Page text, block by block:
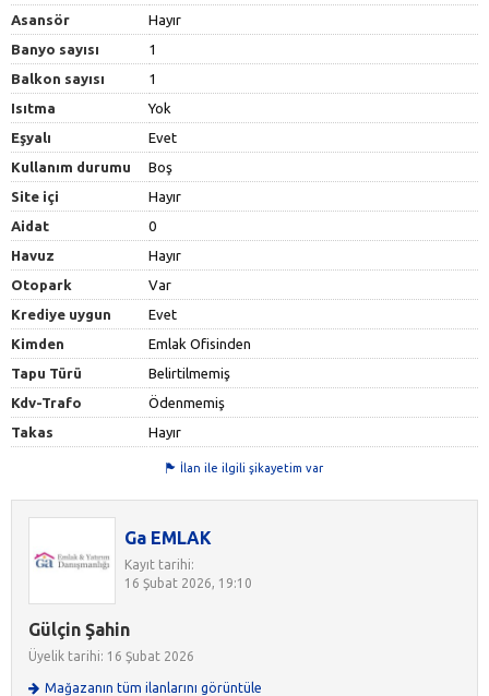
Asansör
Hayır
Banyo sayısı
1
Balkon sayısı
1
Isıtma
Yok
Eşyalı
Evet
Kullanım durumu
Boş
Site içi
Hayır
Aidat
0
Havuz
Hayır
Otopark
Var
Krediye uygun
Evet
Kimden
Emlak Ofisinden
Tapu Türü
Belirtilmemiş
Kdv-Trafo
Ödenmemiş
Takas
Hayır
İlan ile ilgili şikayetim var
Ga EMLAK
Kayıt tarihi:
16 Şubat 2026, 19:10
Gülçin Şahin
Üyelik tarihi: 16 Şubat 2026
Mağazanın tüm ilanlarını görüntüle